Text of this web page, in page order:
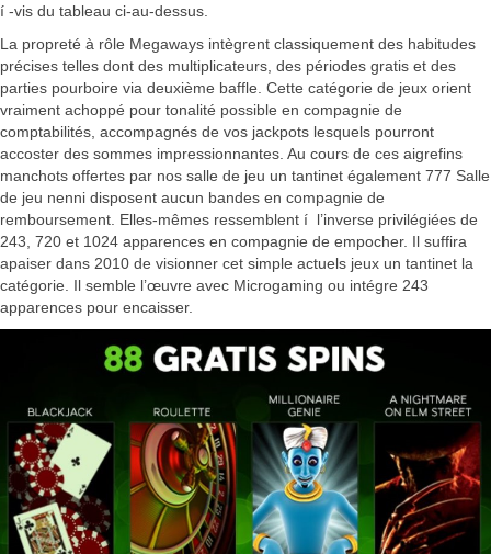
í -vis du tableau ci-au-dessus.
La propreté à rôle Megaways intègrent classiquement des habitudes
précises telles dont des multiplicateurs, des périodes gratis et des
parties pourboire via deuxième baffle. Cette catégorie de jeux orient
vraiment achoppé pour tonalité possible en compagnie de
comptabilités, accompagnés de vos jackpots lesquels pourront
accoster des sommes impressionnantes. Au cours de ces aigrefins
manchots offertes par nos salle de jeu un tantinet également 777 Salle
de jeu nenni disposent aucun bandes en compagnie de
remboursement. Elles-mêmes ressemblent í l’inverse privilégiées de
243, 720 et 1024 apparences en compagnie de empocher. Il suffira
apaiser dans 2010 de visionner cet simple actuels jeux un tantinet la
catégorie. Il semble l’œuvre avec Microgaming ou intégre 243
apparences pour encaisser.